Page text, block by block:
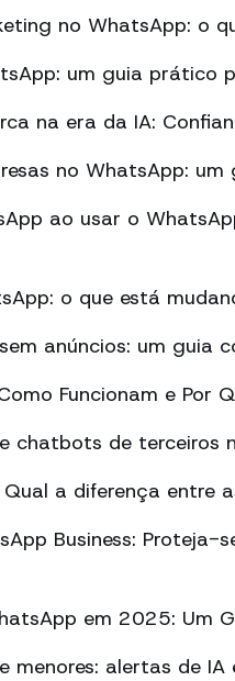
no WhatsApp: o
um guia prático
na era da IA:
no WhatsApp:
ao usar o
o que está
anúncios: um guia
Funcionam e Por
chatbots de terceiros
Qual a diferença entre
Business: Proteja-
em 2025: Um
menores: alertas de